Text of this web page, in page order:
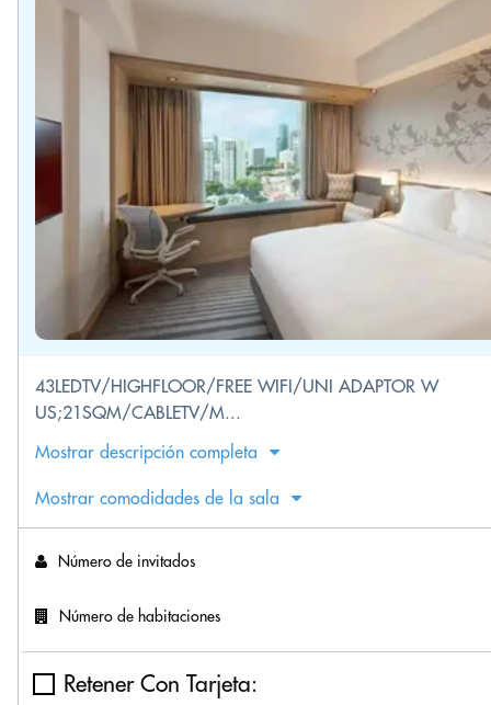
43LEDTV/HIGHFLOOR/FREE WIFI/UNI ADAPTOR W
US;21SQM/CABLETV/M...
Mostrar descripción completa
Mostrar comodidades de la sala
Número de invitados
Número de habitaciones
Retener Con Tarjeta: